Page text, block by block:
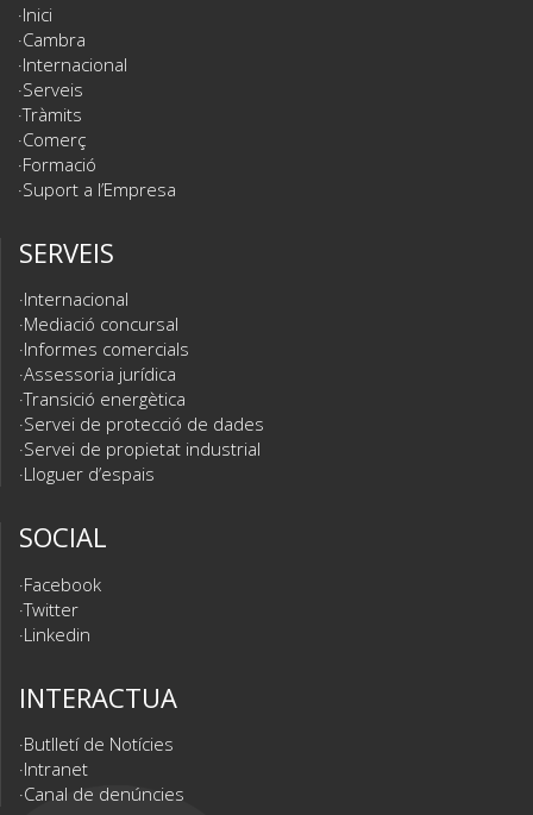
Inici
Cambra
Internacional
Serveis
Tràmits
Comerç
Formació
Suport a l’Empresa
SERVEIS
Internacional
Mediació concursal
Informes comercials
Assessoria jurídica
Transició energètica
Servei de protecció de dades
Servei de propietat industrial
Lloguer d’espais
SOCIAL
Facebook
Twitter
Linkedin
INTERACTUA
Butlletí de Notícies
Intranet
Canal de denúncies